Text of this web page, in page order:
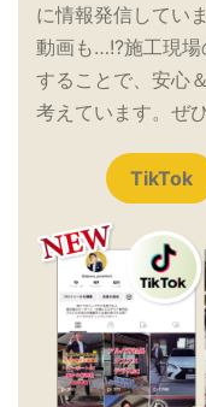
に情報発信してい
動画も…!?施工現
することで、安心
考えています。ぜ
TikTok